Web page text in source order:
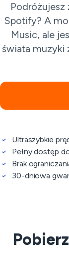
Podróżujesz
Spotify? A
Music, ale
świata muzyki
Ultraszybkie
Pełny dostęp
Brak
30-dniowa